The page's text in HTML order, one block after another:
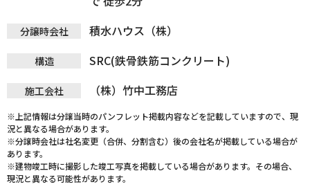
分譲時会社 積水ハウス（株）
構造 SRC(鉄骨鉄筋コンクリート)
施工会社 （株）竹中工務店
※上記情報は分譲当時のパンフレット掲載内容などを記載していますので、現
況と異なる場合があります。
※分譲時会社は社名変更（合併、分割含む）後の会社名が掲載している場合が
あります。
※建物竣工時に撮影した竣工写真を掲載している場合があります。その場合、
現況と異なる可能性があります。